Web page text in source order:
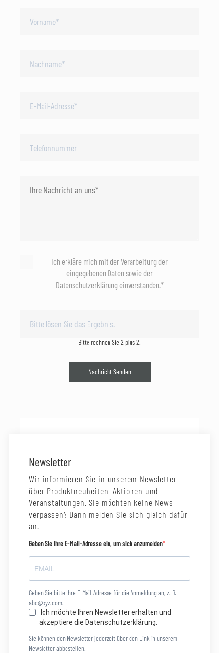
Ich erkläre mich mit der Verarbeitung der
eingegebenen Daten sowie der
Datenschutzerklärung einverstanden.*
Bitte rechnen Sie 2 plus 2.
Nachricht Senden
Newsletter
Wir informieren Sie in unserem Newsletter
über Produktneuheiten, Aktionen und
Veranstaltungen. Sie möchten keine News
verpassen? Dann melden Sie sich gleich dafür
an.
Geben Sie Ihre E-Mail-Adresse ein, um sich anzumelden
Geben Sie bitte Ihre E-Mail-Adresse für die Anmeldung an, z. B.
abc@xyz.com.
Ich möchte Ihren Newsletter erhalten und
akzeptiere die Datenschutzerklärung.
Sie können den Newsletter jederzeit über den Link in unserem
Newsletter abbestellen.